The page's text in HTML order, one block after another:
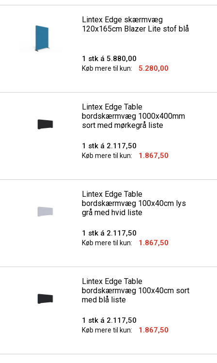
Lintex Edge skærmvæg
120x165cm Blazer Lite stof blå
1 stk á 5.880,00
Køb mere til kun: 5.280,00
Lintex Edge Table
bordskærmvæg 1000x400mm
sort med mørkegrå liste
1 stk á 2.117,50
Køb mere til kun: 1.867,50
Lintex Edge Table
bordskærmvæg 100x40cm lys
grå med hvid liste
1 stk á 2.117,50
Køb mere til kun: 1.867,50
Lintex Edge Table
bordskærmvæg 100x40cm sort
med blå liste
1 stk á 2.117,50
Køb mere til kun: 1.867,50